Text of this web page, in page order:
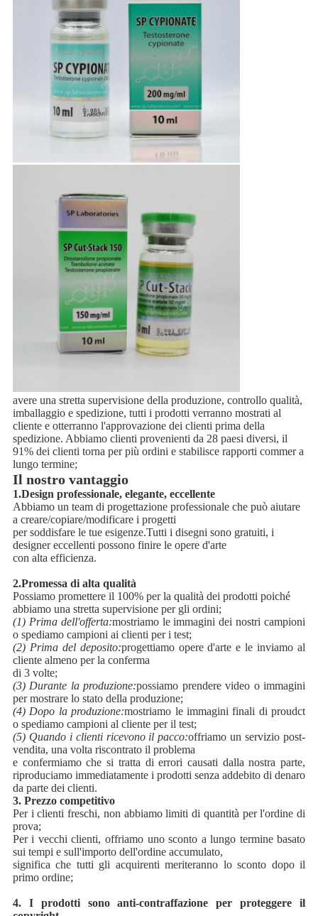
avere una stretta supervisione della produzione, controllo qualità,
imballaggio e spedizione, tutti i prodotti verranno mostrati al
cliente e otterranno l'approvazione dei clienti prima della
spedizione. Abbiamo clienti provenienti da 28 paesi diversi, il
91% dei clienti torna per più ordini e stabilisce rapporti commer a
lungo termine;
Il nostro vantaggio
1.Design professionale, elegante, eccellente
Abbiamo un team di progettazione professionale che può aiutare
a creare/copiare/modificare i progetti
per soddisfare le tue esigenze.Tutti i disegni sono gratuiti, i
designer eccellenti possono finire le opere d'arte
con alta efficienza.
2.Promessa di alta qualità
Possiamo promettere il 100% per la qualità dei prodotti poiché
abbiamo una stretta supervisione per gli ordini;
(1) Prima dell'offerta:mostriamo le immagini dei nostri campioni
o spediamo campioni ai clienti per i test;
(2) Prima del deposito:progettiamo opere d'arte e le inviamo al
cliente almeno per la conferma
di 3 volte;
(3) Durante la produzione:possiamo prendere video o immagini
per mostrare lo stato della produzione;
(4) Dopo la produzione:mostriamo le immagini finali di proudct
o spediamo campioni al cliente per il test;
(5) Quando i clienti ricevono il pacco:offriamo un servizio post-
vendita, una volta riscontrato il problema
e confermiamo che si tratta di errori causati dalla nostra parte,
riproduciamo immediatamente i prodotti senza addebito di denaro
da parte dei clienti.
3. Prezzo competitivo
Per i clienti freschi, non abbiamo limiti di quantità per l'ordine di
prova;
Per i vecchi clienti, offriamo uno sconto a lungo termine basato
sui tempi e sull'importo dell'ordine accumulato,
significa che tutti gli acquirenti meriteranno lo sconto dopo il
primo ordine;
4. I prodotti sono anti-contraffazione per proteggere il